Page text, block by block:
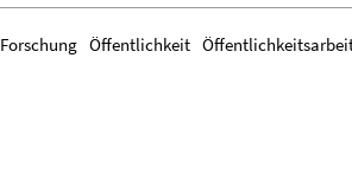
Forschung Öffentlichkeit